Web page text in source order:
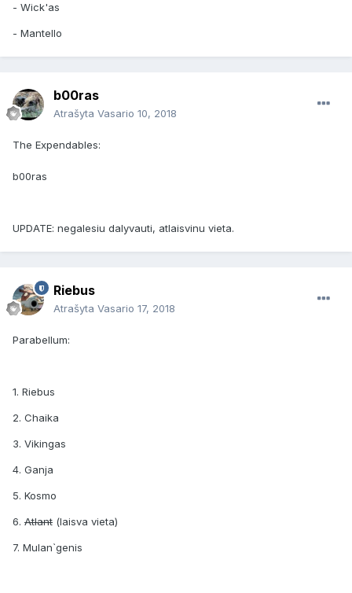
- Wick'as
- Mantello
b00ras
Atrašyta Vasario 10, 2018
The Expendables:
b00ras
UPDATE: negalesiu dalyvauti, atlaisvinu vieta.
Riebus
Atrašyta Vasario 17, 2018
Parabellum:
1. Riebus
2. Chaika
3. Vikingas
4. Ganja
5. Kosmo
6. Atlant (laisva vieta)
7. Mulan`genis